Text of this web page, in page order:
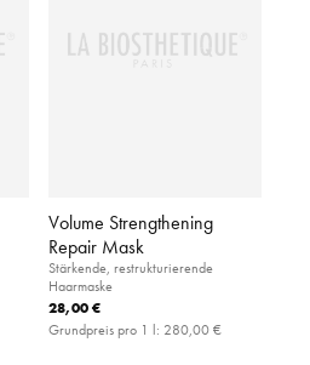
Volume Strengthening
Repair Mask
Stärkende, restrukturierende
Haarmaske
28,00 €
Grundpreis pro 1 l: 280,00 €